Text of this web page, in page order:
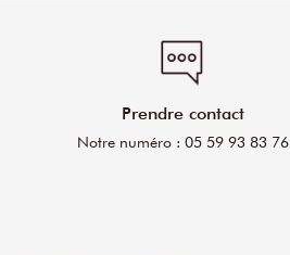
Prendre contact
Notre numéro : 05 59 93 83 76